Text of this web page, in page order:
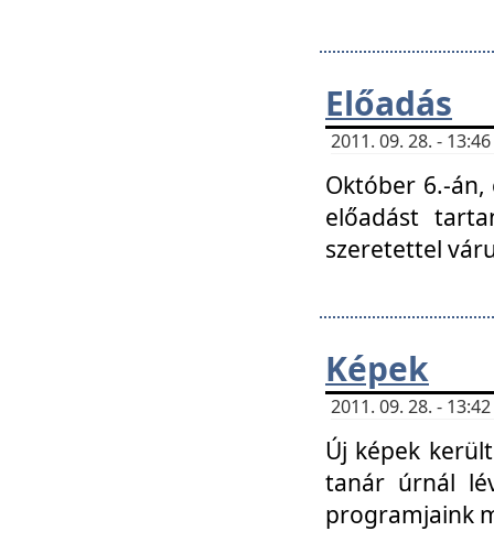
Előadás
2011. 09. 28. -
Október 6.-
előadást
szeretettel
Képek
2011. 09. 28. -
Új képek
tanár úrnál
programjaink